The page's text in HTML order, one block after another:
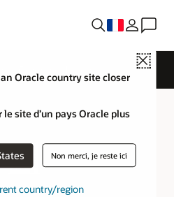
Close
Oracle country site closer
site d’un pays Oracle plus
Non merci, je reste ici
country/region
- Expertise de vente